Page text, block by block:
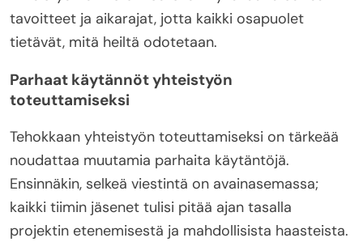
tavoitteet ja aikarajat, jotta kaikki osapuolet
tietävät, mitä heiltä odotetaan.
Parhaat käytännöt yhteistyön
toteuttamiseksi
Tehokkaan yhteistyön toteuttamiseksi on tärkeää
noudattaa muutamia parhaita käytäntöjä.
Ensinnäkin, selkeä viestintä on avainasemassa;
kaikki tiimin jäsenet tulisi pitää ajan tasalla
projektin etenemisestä ja mahdollisista haasteista.